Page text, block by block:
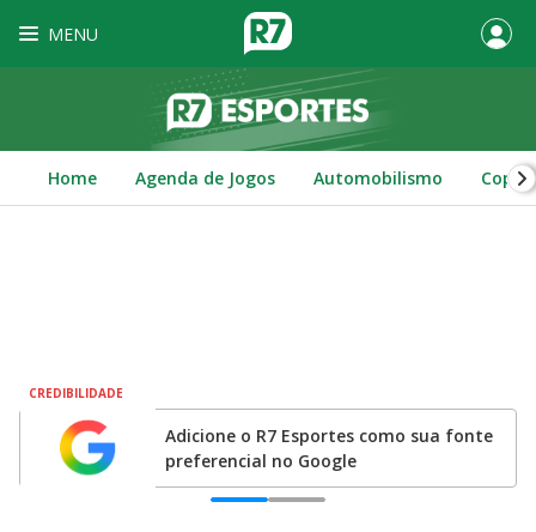
MENU
Home Agenda de Jogos Automobilismo Copa
CREDIBILIDADE
Adicione o R7 Esportes como sua fonte
preferencial no Google